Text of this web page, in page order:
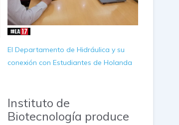
El Departamento de Hidráulica y su
conexión con Estudiantes de Holanda
Instituto de
Biotecnología produce